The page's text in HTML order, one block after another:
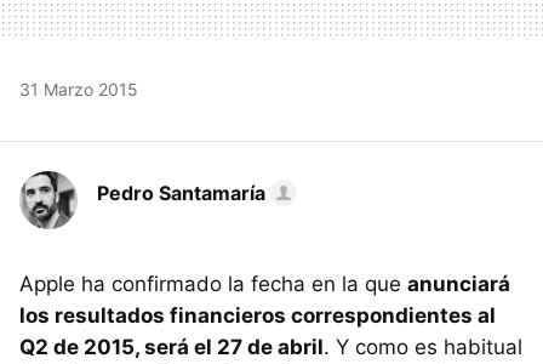
31 Marzo 2015
Pedro Santamaría
Apple ha confirmado la fecha en la que anunciará
los resultados financieros correspondientes al
Q2 de 2015, será el 27 de abril. Y como es habitual